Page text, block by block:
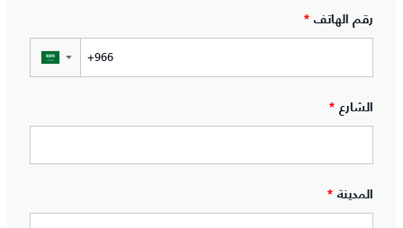
رقم الهاتف *
▼
الشارع *
المدينة *